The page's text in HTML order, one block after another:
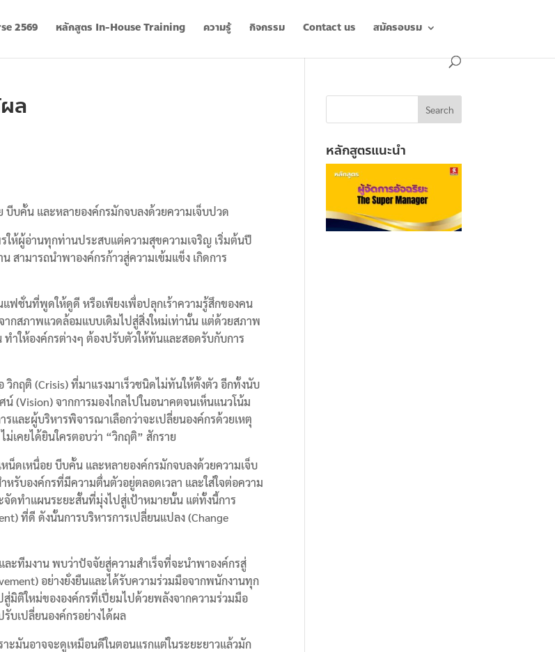
2569 หลักสูตร In-House Training ความรู้ กิจกรรม Contact us สมัครอบรม
ล
บีบคั้น และหลายองค์กรมักจบลงด้วยความเจ็บปวด
ให้ผู้อ่านทุกท่านประสบแต่ความสุขความเจริญ เริ่มต้นปี
สามารถนำพาองค์กรก้าวสู่ความเข้มแข็ง เกิดการ
แฟชั่นที่พูดให้ดูดี หรือเพียงเพื่อปลุกเร้าความรู้สึกของคน
กสภาพแวดล้อมแบบเดิมไปสู่สิ่งใหม่เท่านั้น แต่ด้วยสภาพ
ำให้องค์กรต่างๆ ต้องปรับตัวให้ทันและสอดรับกับการ
กฤติ (Crisis) ที่มาแรงมาเร็วชนิดไม่ทันให้ตั้งตัว อีกทั้งนับ
(Vision) จากการมองไกลไปในอนาคตจนเห็นแนวโน้ม
และผู้บริหารพิจารณาเลือกว่าจะเปลี่ยนองค์กรด้วยเหตุ
เคยได้ยินใครตอบว่า “วิกฤติ” สักราย
น็ดเหนื่อย บีบคั้น และหลายองค์กรมักจบลงด้วยความเจ็บ
รับองค์กรที่มีความตื่นตัวอยู่ตลอดเวลา และใส่ใจต่อความ
จัดทำแผนระยะสั้นที่มุ่งไปสู่เป้าหมายนั้น แต่ทั้งนี้การ
ที่ดี ดังนั้นการบริหารการเปลี่ยนแปลง (Change
ะทีมงาน พบว่าปัจจัยสู่ความสำเร็จที่จะนำพาองค์กรสู่
อย่างยั่งยืนและได้รับความร่วมมือจากพนักงานทุก
ติใหม่ขององค์กรที่เปี่ยมไปด้วยพลังจากความร่วมมือ
บเปลี่ยนองค์กรอย่างได้ผล
ะมันอาจจะดูเหมือนดีในตอนแรกแต่ในระยะยาวแล้วมัก
หลักสูตรแนะนำ